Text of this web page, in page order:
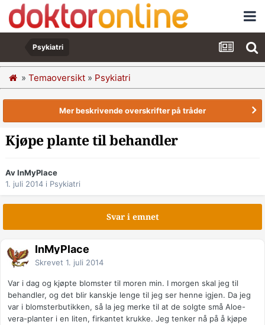
Psykiatri
» Temaoversikt » Psykiatri
Mer beskrivende overskrifter på tråder
Kjøpe plante til behandler
Av InMyPlace
1. juli 2014 i Psykiatri
Svar i emnet
InMyPlace
Skrevet 1. juli 2014
Var i dag og kjøpte blomster til moren min. I morgen skal jeg til
behandler, og det blir kanskje lenge til jeg ser henne igjen. Da jeg
var i blomsterbutikken, så la jeg merke til at de solgte små Aloe-
vera-planter i en liten, firkantet krukke. Jeg tenker nå på å kjøpe